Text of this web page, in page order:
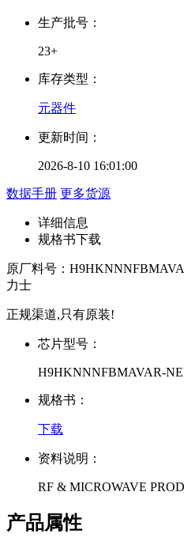
生产批号：
23+
库存类型：
元器件
更新时间：
2026-8-10 16:01:00
数据手册 更多货源
详细信息
规格书下载
原厂料号：
力士
正规渠道,只有原装!
芯片型号：
H9HKNNNFBMAVAR-
规格书：
下载
资料说明：
RF & MICROWAVE
产品属性